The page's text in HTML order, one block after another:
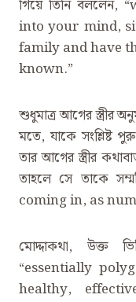
গিয়ে তিনি
into your mind,
family and have
known.”
শুধুমাত্র আগের স্ত্রীর
মতে, যাকে সংশ্লিষ্ট
তার আগের স্ত্রীর
তাহলে সে তাকে
coming in, as
মোদ্দাকথা, উক্ত
‍“essentially
healthy,